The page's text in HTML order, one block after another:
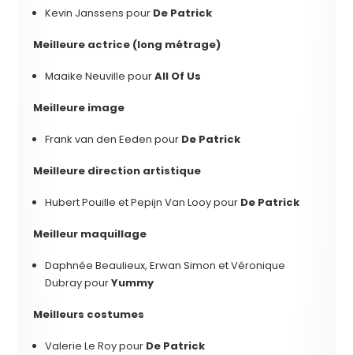
Kevin Janssens pour De Patrick
Meilleure actrice (long métrage)
Maaike Neuville pourAll Of Us
Meilleure image
Frank van den Eeden pour De Patrick
Meilleure direction artistique
Hubert Pouille et Pepijn Van Looy pour De Patrick
Meilleur maquillage
Daphnée Beaulieux, Erwan Simon et Véronique
Dubray pourYummy
Meilleurs costumes
Valerie Le Roy pour De Patrick